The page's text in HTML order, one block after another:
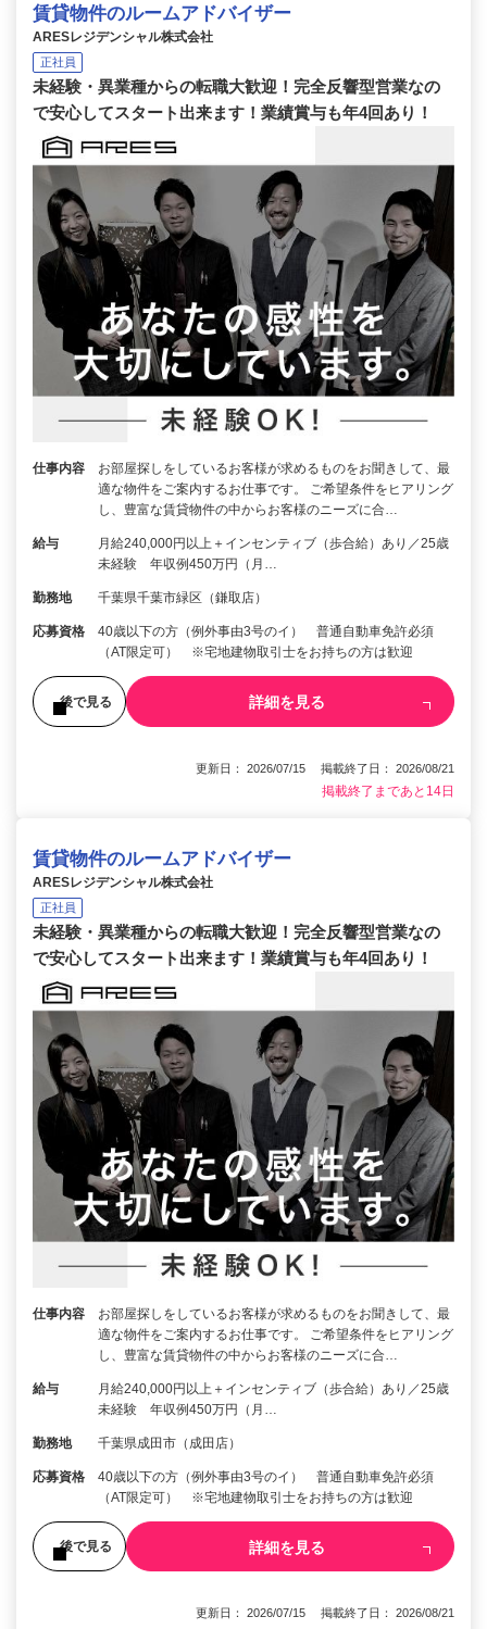
賃貸物件のルームアドバイザー
ARESレジデンシャル株式会社
正社員
未経験・異業種からの転職大歓迎！完全反響型営業なの
で安心してスタート出来ます！業績賞与も年4回あり！
仕事内容
お部屋探しをしているお客様が求めるものをお聞きして、最
適な物件をご案内するお仕事です。 ご希望条件をヒアリング
し、豊富な賃貸物件の中からお客様のニーズに合…
給与
月給240,000円以上＋インセンティブ（歩合給）あり／25歳
未経験 年収例450万円（月…
勤務地 千葉県千葉市緑区（鎌取店）
応募資格
40歳以下の方（例外事由3号のイ） 普通自動車免許必須
（AT限定可） ※宅地建物取引士をお持ちの方は歓迎
後で見る 詳細を見る
更新日： 2026/07/15 掲載終了日： 2026/08/21
掲載終了まであと14日
賃貸物件のルームアドバイザー
ARESレジデンシャル株式会社
正社員
未経験・異業種からの転職大歓迎！完全反響型営業なの
で安心してスタート出来ます！業績賞与も年4回あり！
仕事内容
お部屋探しをしているお客様が求めるものをお聞きして、最
適な物件をご案内するお仕事です。 ご希望条件をヒアリング
し、豊富な賃貸物件の中からお客様のニーズに合…
給与
月給240,000円以上＋インセンティブ（歩合給）あり／25歳
未経験 年収例450万円（月…
勤務地 千葉県成田市（成田店）
応募資格
40歳以下の方（例外事由3号のイ） 普通自動車免許必須
（AT限定可） ※宅地建物取引士をお持ちの方は歓迎
後で見る 詳細を見る
更新日： 2026/07/15 掲載終了日： 2026/08/21